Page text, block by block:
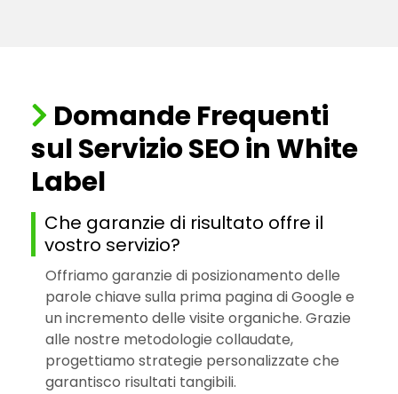
Domande Frequenti
sul Servizio SEO in White
Label
Che garanzie di risultato offre il
vostro servizio?
Offriamo garanzie di posizionamento delle
parole chiave sulla prima pagina di Google e
un incremento delle visite organiche. Grazie
alle nostre metodologie collaudate,
progettiamo strategie personalizzate che
garantisco risultati tangibili.